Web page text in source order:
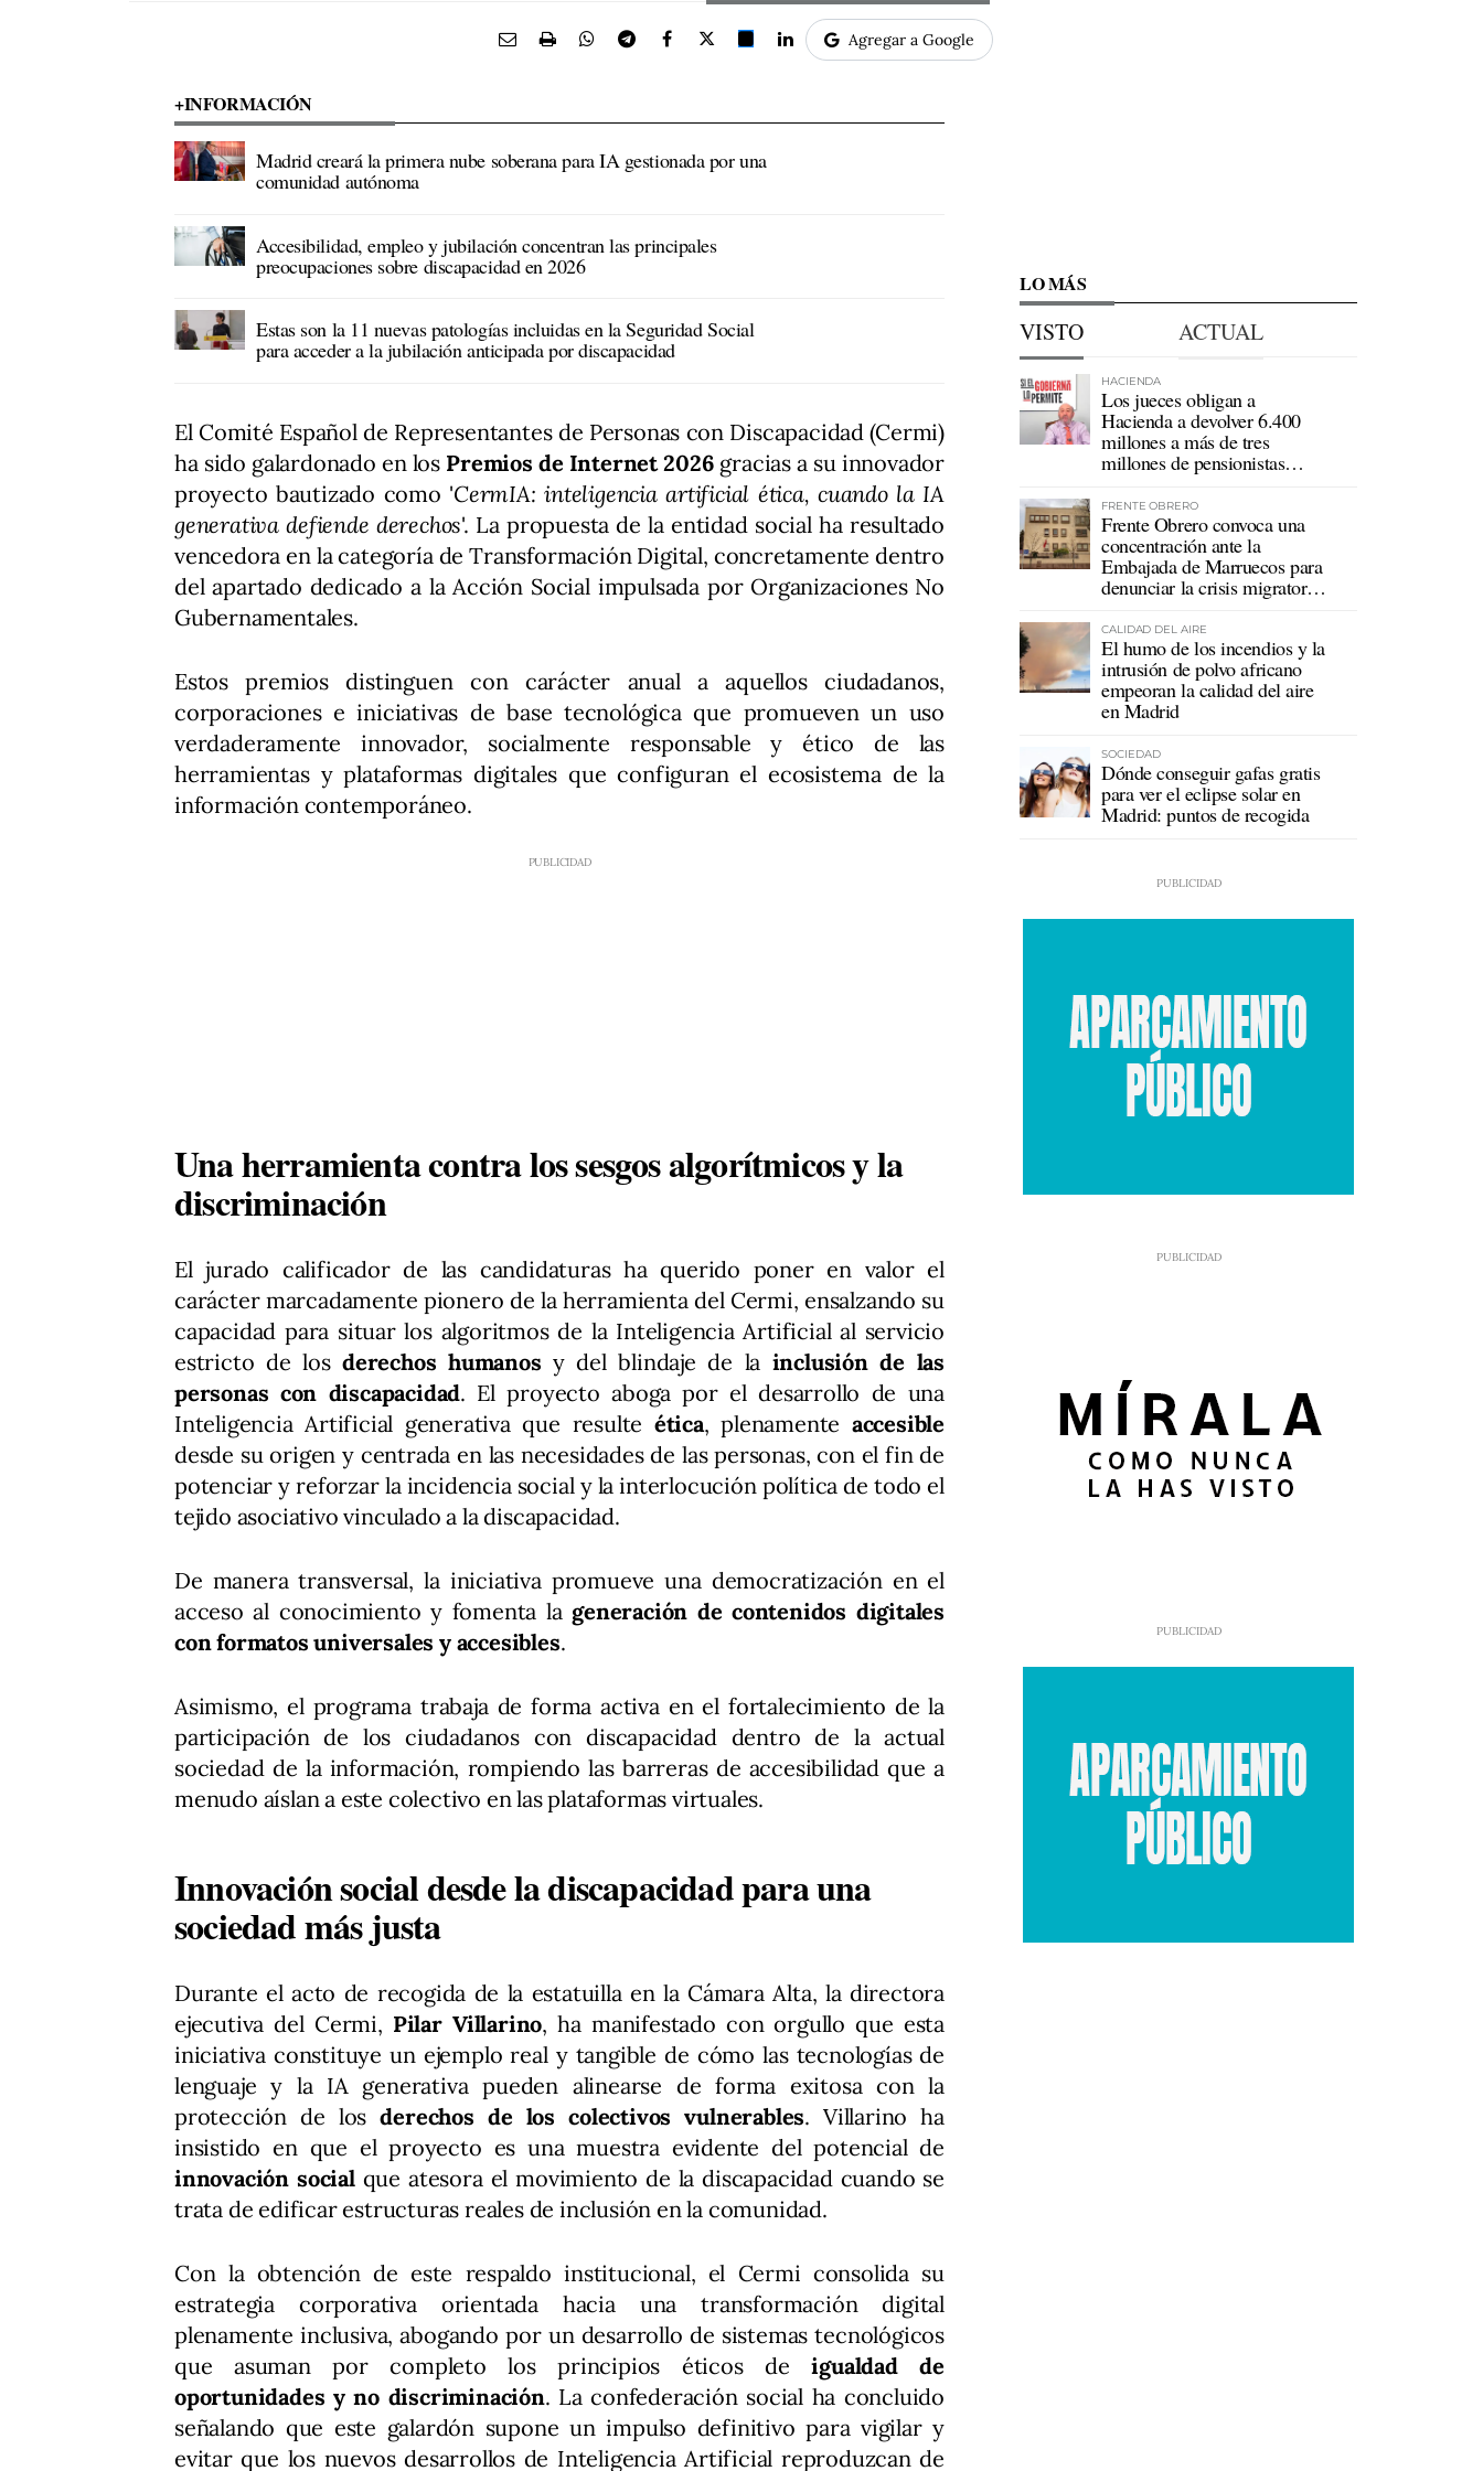
Agregar a Google
+INFORMACIÓN
Madrid creará la primera nube soberana para IA gestionada por una
comunidad autónoma
Accesibilidad, empleo y jubilación concentran las principales
preocupaciones sobre discapacidad en 2026
Estas son la 11 nuevas patologías incluidas en la Seguridad Social
para acceder a la jubilación anticipada por discapacidad
El Comité Español de Representantes de Personas con Discapacidad (Cermi)
ha sido galardonado en los Premios de Internet 2026 gracias a su innovador
proyecto bautizado como 'CermIA: inteligencia artificial ética, cuando la IA
generativa defiende derechos'. La propuesta de la entidad social ha resultado
vencedora en la categoría de Transformación Digital, concretamente dentro
del apartado dedicado a la Acción Social impulsada por Organizaciones No
Gubernamentales.
Estos premios distinguen con carácter anual a aquellos ciudadanos,
corporaciones e iniciativas de base tecnológica que promueven un uso
verdaderamente innovador, socialmente responsable y ético de las
herramientas y plataformas digitales que configuran el ecosistema de la
información contemporáneo.
Una herramienta contra los sesgos algorítmicos y la
discriminación
El jurado calificador de las candidaturas ha querido poner en valor el
carácter marcadamente pionero de la herramienta del Cermi, ensalzando su
capacidad para situar los algoritmos de la Inteligencia Artificial al servicio
estricto de losderechos humanos y del blindaje de la inclusión de las
personas con discapacidad. El proyecto aboga por el desarrollo de una
Inteligencia Artificial generativa que resulte ética, plenamente accesible
desde su origen y centrada en las necesidades de las personas, con el fin de
potenciar y reforzar la incidencia social y la interlocución política de todo el
tejido asociativo vinculado a la discapacidad.
De manera transversal, la iniciativa promueve una democratización en el
acceso al conocimiento y fomenta la generación de contenidos digitales
con formatos universales y accesibles.
Asimismo, el programa trabaja de forma activa en el fortalecimiento de la
participación de los ciudadanos con discapacidad dentro de la actual
sociedad de la información, rompiendo las barreras de accesibilidad que a
menudo aíslan a este colectivo en las plataformas virtuales.
Innovación social desde la discapacidad para una
sociedad más justa
Durante el acto de recogida de la estatuilla en la Cámara Alta, la directora
ejecutiva del Cermi, Pilar Villarino, ha manifestado con orgullo que esta
iniciativa constituye un ejemplo real y tangible de cómo las tecnologías de
lenguaje y la IA generativa pueden alinearse de forma exitosa con la
protección de losderechos de los colectivos vulnerables. Villarino ha
insistido en que el proyecto es una muestra evidente del potencial de
innovación socialque atesora el movimiento de la discapacidad cuando se
trata de edificar estructuras reales de inclusión en la comunidad.
Con la obtención de este respaldo institucional, el Cermi consolida su
estrategia corporativa orientada hacia una transformación digital
plenamente inclusiva, abogando por un desarrollo de sistemas tecnológicos
que asuman por completo los principios éticos deigualdad de
oportunidades y no discriminación. La confederación social ha concluido
señalando que este galardón supone un impulso definitivo para vigilar y
evitar que los nuevos desarrollos de Inteligencia Artificial reproduzcan de
LO MÁS
VISTO ACTUAL
HACIENDA
Los jueces obligan a
Hacienda a devolver 6.400
millones a más de tres
millones de pensionistas
FRENTE OBRERO
Frente Obrero convoca una
concentración ante la
Embajada de Marruecos para
denunciar la crisis migratoria
CALIDAD DEL AIRE
El humo de los incendios y la
intrusión de polvo africano
empeoran la calidad del aire
en Madrid
SOCIEDAD
Dónde conseguir gafas gratis
para ver el eclipse solar en
Madrid: puntos de recogida